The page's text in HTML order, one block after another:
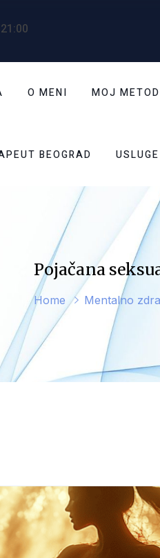
O MENI MOJ
BEOGRAD USLUGE
Pojačana
Home Mentalno